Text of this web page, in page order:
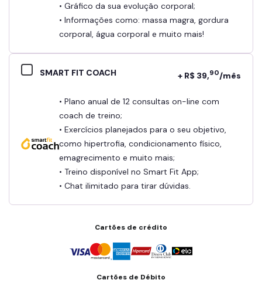
• Gráfico da sua evolução corporal;
• Informações como: massa magra, gordura
corporal, água corporal e muito mais!
SMART FIT COACH + R$ 39,90/mês
• Plano anual de 12 consultas on-line com
coach de treino;
• Exercícios planejados para o seu objetivo,
como hipertrofia, condicionamento físico,
emagrecimento e muito mais;
• Treino disponível no Smart Fit App;
• Chat ilimitado para tirar dúvidas.
Cartões de crédito
Cartões de Débito